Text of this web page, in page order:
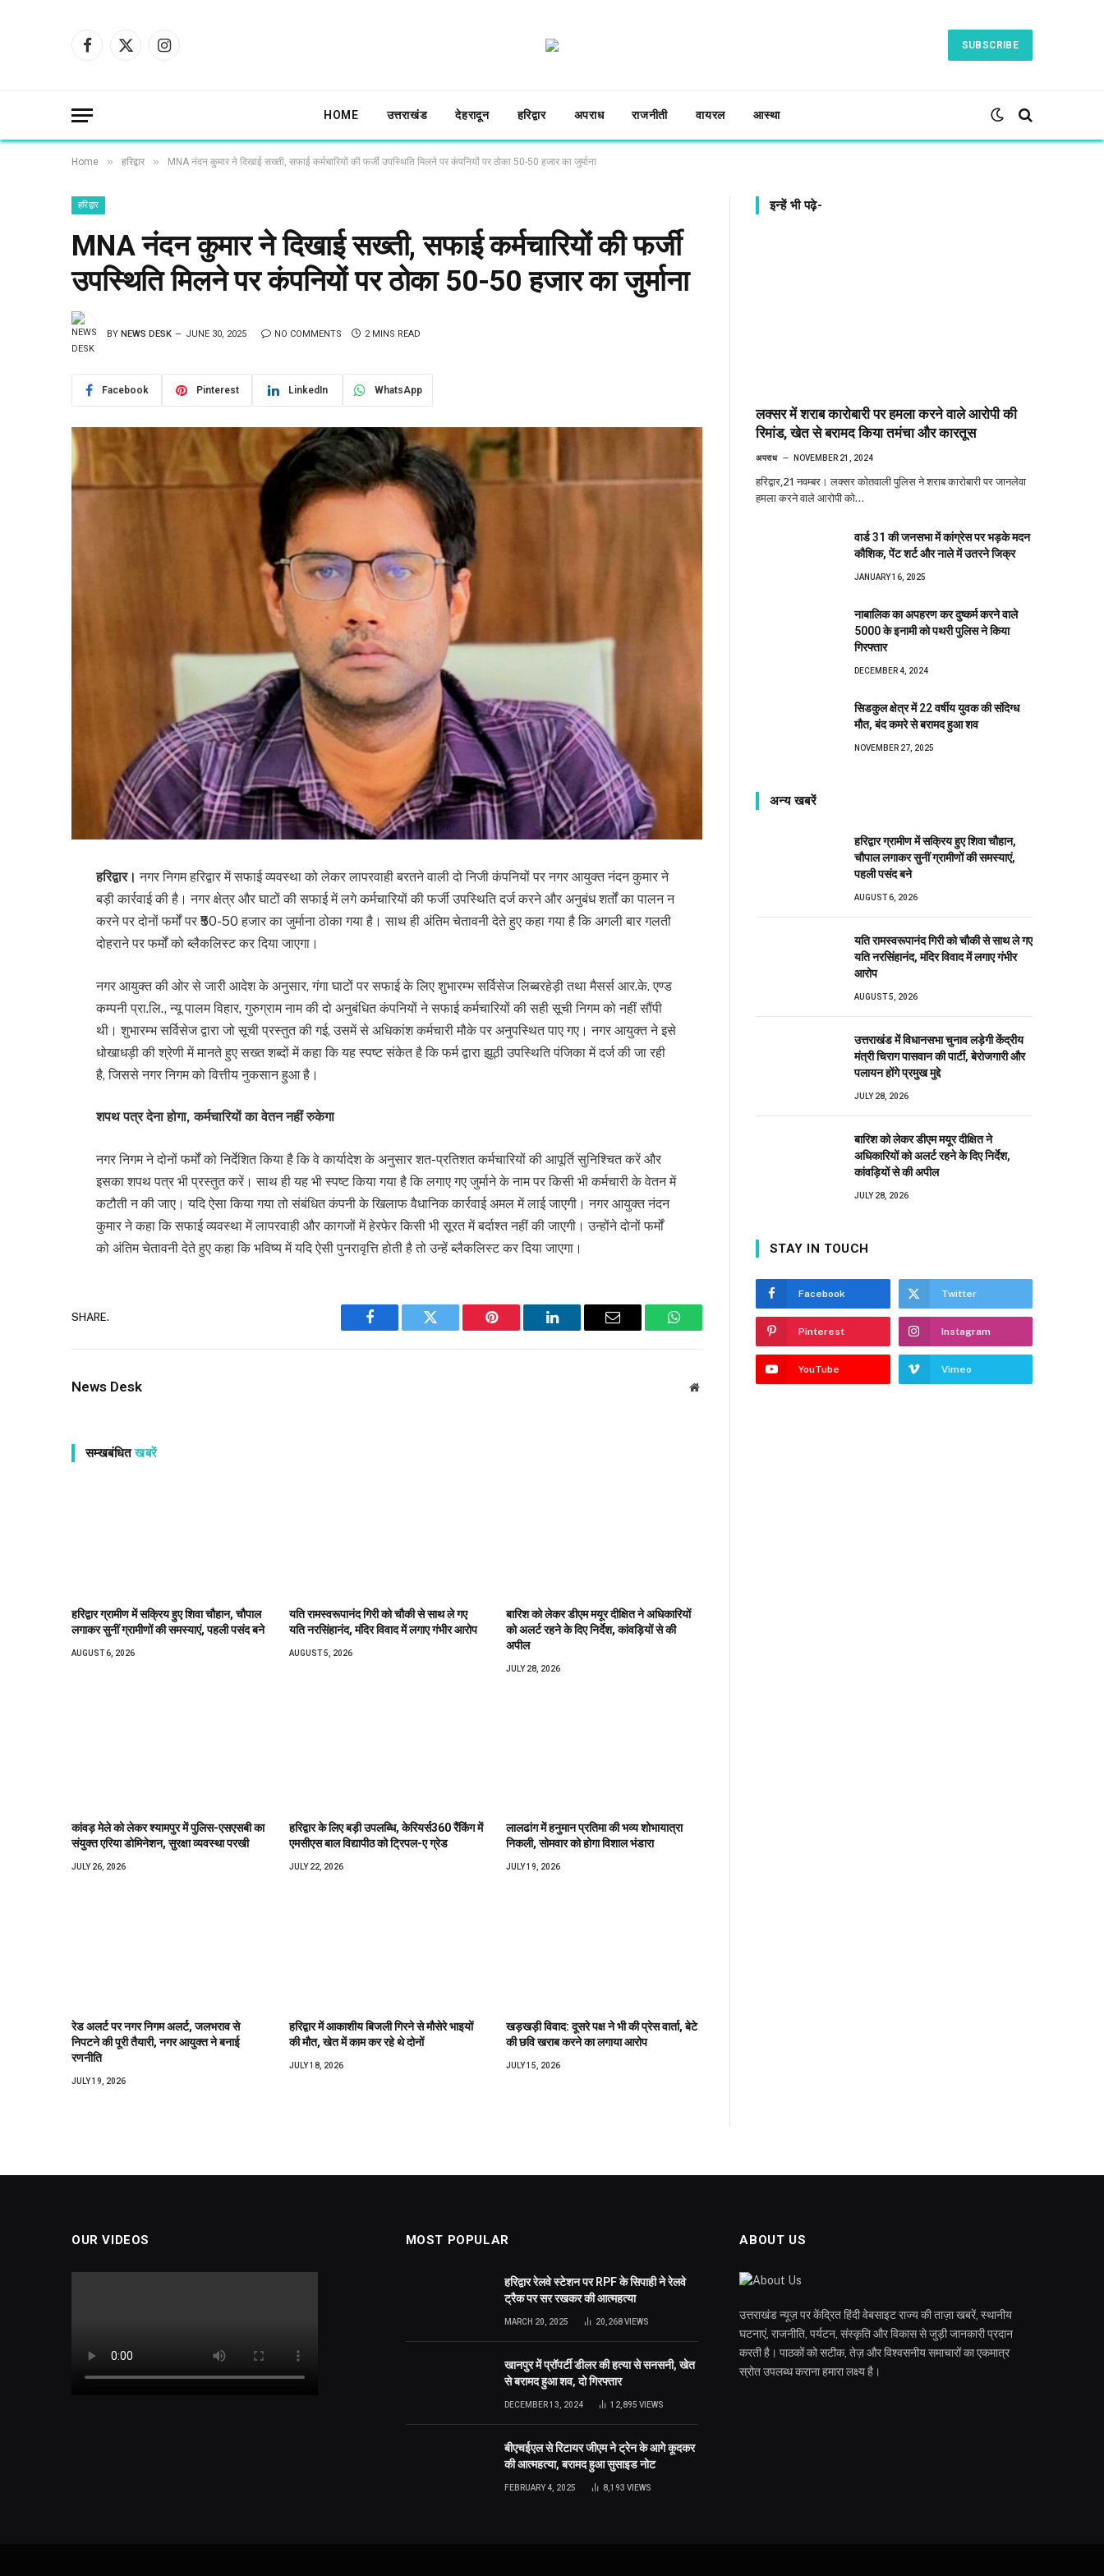
Facebook
X
Instagram
SUBSCRIBE
HOME उत्तराखंड देहरादून हरिद्वार अपराध राजनीती वायरल आस्था
Home » हरिद्वार » MNA नंदन कुमार ने दिखाई सख्ती, सफाई कर्मचारियों की फर्जी उपस्थिति मिलने पर कंपनियों पर ठोका 50-50 हजार का जुर्माना
हरिद्वार
MNA नंदन कुमार ने दिखाई सख्ती, सफाई कर्मचारियों की फर्जी
उपस्थिति मिलने पर कंपनियों पर ठोका 50-50 हजार का जुर्माना
BY NEWS DESK JUNE 30, 2025 NO COMMENTS 2 MINS READ
Facebook Pinterest LinkedIn WhatsApp
हरिद्वार। नगर निगम हरिद्वार में सफाई व्यवस्था को लेकर लापरवाही बरतने वाली दो निजी कंपनियों पर नगर आयुक्त नंदन कुमार ने
बड़ी कार्रवाई की है। नगर क्षेत्र और घाटों की सफाई में लगे कर्मचारियों की फर्जी उपस्थिति दर्ज करने और अनुबंध शर्तों का पालन न
करने पर दोनों फर्मों पर ₹50-50 हजार का जुर्माना ठोका गया है। साथ ही अंतिम चेतावनी देते हुए कहा गया है कि अगली बार गलती
दोहराने पर फर्मों को ब्लैकलिस्ट कर दिया जाएगा।
नगर आयुक्त की ओर से जारी आदेश के अनुसार, गंगा घाटों पर सफाई के लिए शुभारम्भ सर्विसेज लिब्बरहेड़ी तथा मैसर्स आर.के. एण्ड
कम्पनी प्रा.लि., न्यू पालम विहार, गुरुग्राम नाम की दो अनुबंधित कंपनियों ने सफाई कर्मचारियों की सही सूची निगम को नहीं सौंपी
थी। शुभारम्भ सर्विसेज द्वारा जो सूची प्रस्तुत की गई, उसमें से अधिकांश कर्मचारी मौके पर अनुपस्थित पाए गए। नगर आयुक्त ने इसे
धोखाधड़ी की श्रेणी में मानते हुए सख्त शब्दों में कहा कि यह स्पष्ट संकेत है कि फर्म द्वारा झूठी उपस्थिति पंजिका में दर्ज की जा रही
है, जिससे नगर निगम को वित्तीय नुकसान हुआ है।
शपथ पत्र देना होगा, कर्मचारियों का वेतन नहीं रुकेगा
नगर निगम ने दोनों फर्मों को निर्देशित किया है कि वे कार्यादेश के अनुसार शत-प्रतिशत कर्मचारियों की आपूर्ति सुनिश्चित करें और
इसका शपथ पत्र भी प्रस्तुत करें। साथ ही यह भी स्पष्ट किया गया है कि लगाए गए जुर्माने के नाम पर किसी भी कर्मचारी के वेतन में
कटौती न की जाए। यदि ऐसा किया गया तो संबंधित कंपनी के खिलाफ वैधानिक कार्रवाई अमल में लाई जाएगी। नगर आयुक्त नंदन
कुमार ने कहा कि सफाई व्यवस्था में लापरवाही और कागजों में हेरफेर किसी भी सूरत में बर्दाश्त नहीं की जाएगी। उन्होंने दोनों फर्मों
को अंतिम चेतावनी देते हुए कहा कि भविष्य में यदि ऐसी पुनरावृत्ति होती है तो उन्हें ब्लैकलिस्ट कर दिया जाएगा।
SHARE.
Facebook Twitter Pinterest LinkedIn Email WhatsApp
News Desk Website
सम्खबंधितखबरें
हरिद्वार ग्रामीण में सक्रिय हुए शिवा चौहान, चौपाल
लगाकर सुनीं ग्रामीणों की समस्याएं, पहली पसंद बने
AUGUST 6, 2026
यति रामस्वरूपानंद गिरी को चौकी से साथ ले गए
यति नरसिंहानंद, मंदिर विवाद में लगाए गंभीर आरोप
AUGUST 5, 2026
बारिश को लेकर डीएम मयूर दीक्षित ने अधिकारियों
को अलर्ट रहने के दिए निर्देश, कांवड़ियों से की
अपील
JULY 28, 2026
कांवड़ मेले को लेकर श्यामपुर में पुलिस-एसएसबी का
संयुक्त एरिया डोमिनेशन, सुरक्षा व्यवस्था परखी
JULY 26, 2026
हरिद्वार के लिए बड़ी उपलब्धि, केरियर्स360 रैंकिंग में
एमसीएस बाल विद्यापीठ को ट्रिपल-ए ग्रेड
JULY 22, 2026
लालढांग में हनुमान प्रतिमा की भव्य शोभायात्रा
निकली, सोमवार को होगा विशाल भंडारा
JULY 19, 2026
रेड अलर्ट पर नगर निगम अलर्ट, जलभराव से
निपटने की पूरी तैयारी, नगर आयुक्त ने बनाई
रणनीति
JULY 19, 2026
हरिद्वार में आकाशीय बिजली गिरने से मौसेरे भाइयों
की मौत, खेत में काम कर रहे थे दोनों
JULY 18, 2026
खड़खड़ी विवाद: दूसरे पक्ष ने भी की प्रेस वार्ता, बेटे
की छवि खराब करने का लगाया आरोप
JULY 15, 2026
इन्हें भी पढ़े-
लक्सर में शराब कारोबारी पर हमला करने वाले आरोपी की
रिमांड, खेत से बरामद किया तमंचा और कारतूस
अपराध NOVEMBER 21, 2024
हरिद्वार,21 नवम्बर। लक्सर कोतवाली पुलिस ने शराब कारोबारी पर जानलेवा
हमला करने वाले आरोपी को…
वार्ड 31 की जनसभा में कांग्रेस पर भड़के मदन
कौशिक, पेंट शर्ट और नाले में उतरने जिक्र
JANUARY 16, 2025
नाबालिक का अपहरण कर दुष्कर्म करने वाले
5000 के इनामी को पथरी पुलिस ने किया
गिरफ्तार
DECEMBER 4, 2024
सिडकुल क्षेत्र में 22 वर्षीय युवक की संदिग्ध
मौत, बंद कमरे से बरामद हुआ शव
NOVEMBER 27, 2025
अन्य खबरें
हरिद्वार ग्रामीण में सक्रिय हुए शिवा चौहान,
चौपाल लगाकर सुनीं ग्रामीणों की समस्याएं,
पहली पसंद बने
AUGUST 6, 2026
यति रामस्वरूपानंद गिरी को चौकी से साथ ले गए
यति नरसिंहानंद, मंदिर विवाद में लगाए गंभीर
आरोप
AUGUST 5, 2026
उत्तराखंड में विधानसभा चुनाव लड़ेगी केंद्रीय
मंत्री चिराग पासवान की पार्टी, बेरोजगारी और
पलायन होंगे प्रमुख मुद्दे
JULY 28, 2026
बारिश को लेकर डीएम मयूर दीक्षित ने
अधिकारियों को अलर्ट रहने के दिए निर्देश,
कांवड़ियों से की अपील
JULY 28, 2026
STAY IN TOUCH
Facebook Twitter
Pinterest Instagram
YouTube Vimeo
OUR VIDEOS MOST POPULAR
हरिद्वार रेलवे स्टेशन पर RPF के सिपाही ने रेलवे
ट्रैक पर सर रखकर की आत्महत्या
MARCH 20, 2025 20,268VIEWS
खानपुर में प्रॉपर्टी डीलर की हत्या से सनसनी, खेत
से बरामद हुआ शव, दो गिरफ्तार
DECEMBER 13, 2024 12,895 VIEWS
बीएचईएल से रिटायर जीएम ने ट्रेन के आगे कूदकर
की आत्महत्या, बरामद हुआ सुसाइड नोट
FEBRUARY 4, 2025 8,193 VIEWS
ABOUT US
उत्तराखंड न्यूज़ पर केंद्रित हिंदी वेबसाइट राज्य की ताज़ा खबरें, स्थानीय
घटनाएं, राजनीति, पर्यटन, संस्कृति और विकास से जुड़ी जानकारी प्रदान
करती है। पाठकों को सटीक, तेज़ और विश्वसनीय समाचारों का एकमात्र
स्रोत उपलब्ध कराना हमारा लक्ष्य है।